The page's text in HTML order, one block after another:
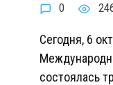
0
Сегодня, 6
состоялась